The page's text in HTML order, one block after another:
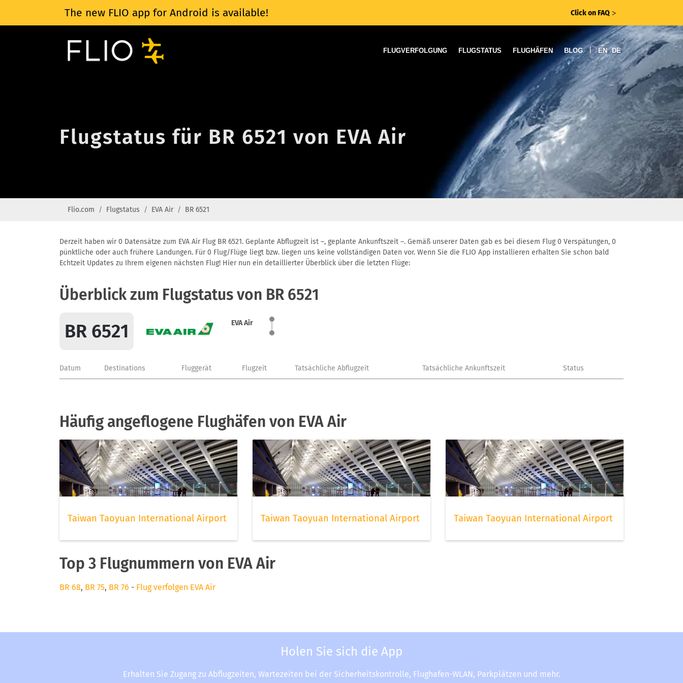
The new FLIO app for Android is available! Click on FAQ ᐳ
FLUGVERFOLGUNG FLUGSTATUS FLUGHÄFEN BLOG | EN DE
Flugstatus für BR 6521 von EVA Air
Flio.com Flugstatus EVA Air BR 6521
Derzeit haben wir 0 Datensätze zum EVA Air Flug BR 6521. Geplante Abflugzeit ist –, geplante Ankunftszeit –. Gemäß unserer Daten gab es bei diesem Flug 0 Verspätungen, 0
pünktliche oder auch frühere Landungen. Für 0 Flug/Flüge liegt bzw. liegen uns keine vollständigen Daten vor. Wenn Sie die FLIO App installieren erhalten Sie schon bald
Echtzeit Updates zu Ihrem eigenen nächsten Flug! Hier nun ein detaillierter Überblick über die letzten Flüge:
Überblick zum Flugstatus von BR 6521
BR 6521 EVA Air
Datum Destinations Fluggerät Flugzeit Tatsächliche Abflugzeit Tatsächliche Ankunftszeit Status
Häufig angeflogene Flughäfen von EVA Air
Taiwan Taoyuan International Airport Taiwan Taoyuan International Airport Taiwan Taoyuan International Airport
Top 3 Flugnummern von EVA Air
BR 68, BR 75, BR 76 - Flug verfolgen EVA Air
Holen Sie sich die App
Erhalten Sie Zugang zu Abflugzeiten, Wartezeiten bei der Sicherheitskontrolle, Flughafen-WLAN, Parkplätzen und mehr.